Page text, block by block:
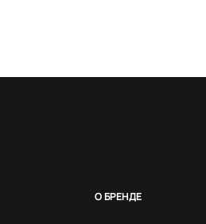
О БРЕНДЕ